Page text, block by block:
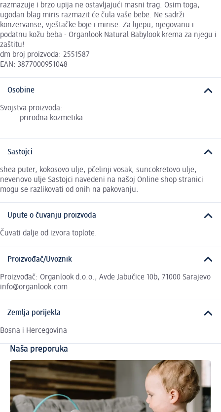
razmazuje i brzo upija ne ostavljajući masni trag. Osim toga,
ugodan blag miris razmazit će čula vaše bebe. Ne sadrži
konzervanse, vještačke boje i mirise. Za lijepu, njegovanu i
podatnu kožu beba - Organlook Natural Babylook krema za njegu i
zaštitu!
dm broj proizvoda: 2551587
EAN: 3877000951048
Osobine
Svojstva proizvoda:
prirodna kozmetika
Sastojci
shea puter, kokosovo ulje, pčelinji vosak, suncokretovo ulje,
nevenovo ulje Sastojci navedeni na našoj Online shop stranici
mogu se razlikovati od onih na pakovanju.
Upute o čuvanju proizvoda
Čuvati dalje od izvora toplote.
Proizvođač/Uvoznik
Proizvođač: Organlook d.o.o., Avde Jabučice 10b, 71000 Sarajevo
info@organlook.com
Zemlja porijekla
Bosna i Hercegovina
Naša preporuka